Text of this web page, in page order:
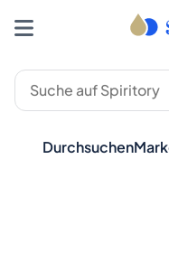
Durchsuchen